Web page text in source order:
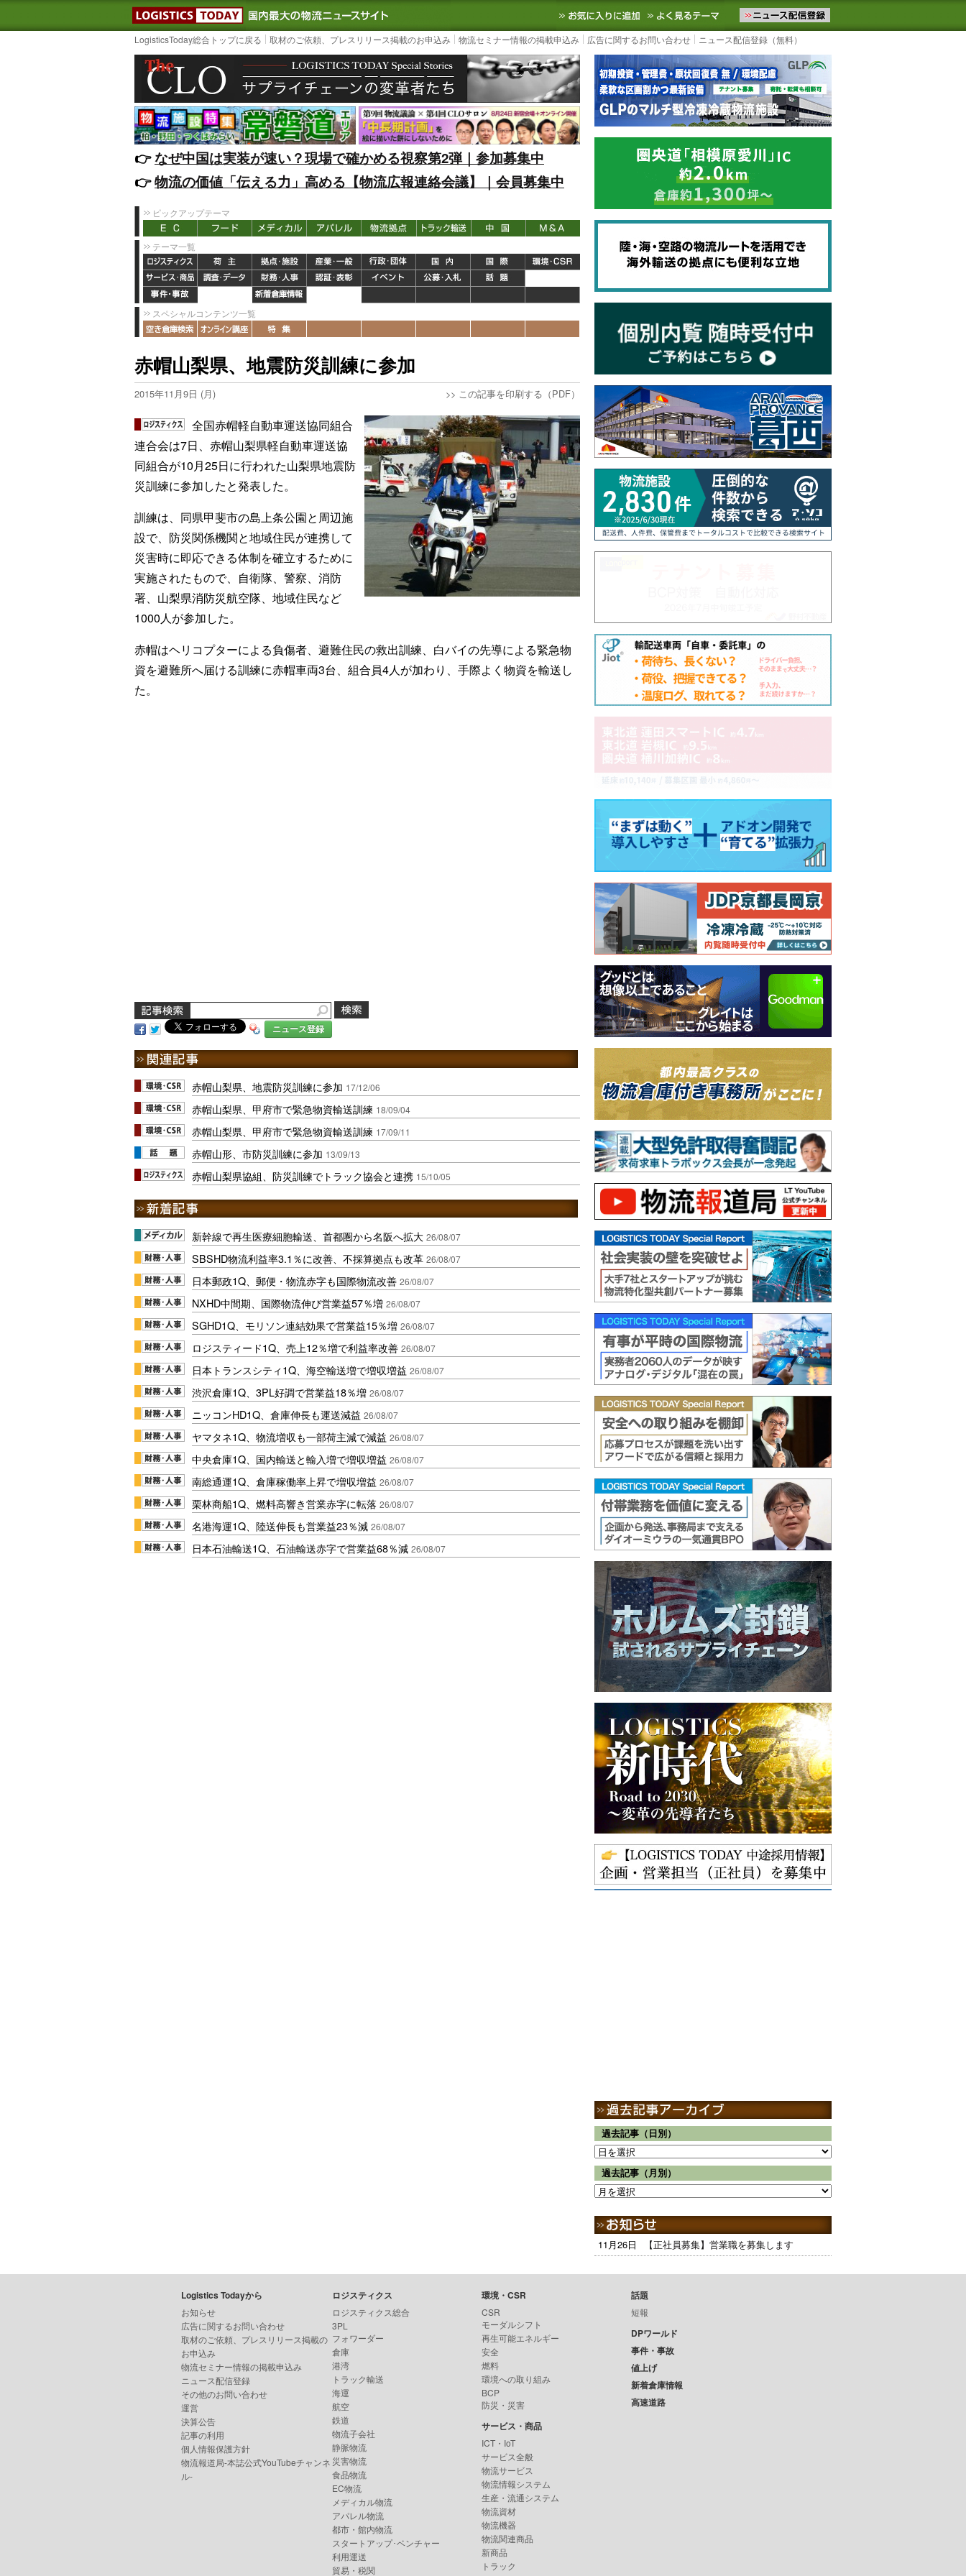
LOGISTICS TODAY｜国内最大の物流ニュースサイト3PL, SCMなど国内外の最新の物流ニュースをお届けします。物流ニュースメール配信を登録す
お気に入りに追加 よく見るテーマ
LogisticsToday総合トップに戻る 取材のご依頼、プレスリリース掲載のお申込み 物流セミナー情報の掲載申込み 広告に関するお問い合わせ ニュース配信登録（無料）
👉️なぜ中国は実装が速い？現場で確かめる視察第2弾｜参加募集中
👉️物流の価値「伝える力」高める【物流広報連絡会議】｜会員募集中
ピックアップテーマ
テーマ一覧
スペシャルコンテンツ一覧
赤帽山梨県、地震防災訓練に参加
2015年11月9日 (月) >> この記事を印刷する（PDF）
全国赤帽軽自動車運送協同組合
連合会は7日、赤帽山梨県軽自動車運送協
同組合が10月25日に行われた山梨県地震防
災訓練に参加したと発表した。
訓練は、同県甲斐市の島上条公園と周辺施
設で、防災関係機関と地域住民が連携して
災害時に即応できる体制を確立するために
実施されたもので、自衛隊、警察、消防
署、山梨県消防災航空隊、地域住民など
1000人が参加した。
赤帽はヘリコプターによる負傷者、避難住民の救出訓練、白バイの先導による緊急物
資を避難所へ届ける訓練に赤帽車両3台、組合員4人が加わり、手際よく物資を輸送し
た。
ニュース登録
赤帽山梨県、地震防災訓練に参加 17/12/06
赤帽山梨県、甲府市で緊急物資輸送訓練 18/09/04
赤帽山梨県、甲府市で緊急物資輸送訓練 17/09/11
赤帽山形、市防災訓練に参加 13/09/13
赤帽山梨県協組、防災訓練でトラック協会と連携 15/10/05
新幹線で再生医療細胞輸送、首都圏から名阪へ拡大 26/08/07
SBSHD物流利益率3.1％に改善、不採算拠点も改革 26/08/07
日本郵政1Q、郵便・物流赤字も国際物流改善 26/08/07
NXHD中間期、国際物流伸び営業益57％増 26/08/07
SGHD1Q、モリソン連結効果で営業益15％増 26/08/07
ロジスティード1Q、売上12％増で利益率改善 26/08/07
日本トランスシティ1Q、海空輸送増で増収増益 26/08/07
渋沢倉庫1Q、3PL好調で営業益18％増 26/08/07
ニッコンHD1Q、倉庫伸長も運送減益 26/08/07
ヤマタネ1Q、物流増収も一部荷主減で減益 26/08/07
中央倉庫1Q、国内輸送と輸入増で増収増益 26/08/07
南総通運1Q、倉庫稼働率上昇で増収増益 26/08/07
栗林商船1Q、燃料高響き営業赤字に転落 26/08/07
名港海運1Q、陸送伸長も営業益23％減 26/08/07
日本石油輸送1Q、石油輸送赤字で営業益68％減 26/08/07
過去記事（日別）
過去記事（月別）
11月26日 【正社員募集】営業職を募集します
Logistics Todayから
お知らせ
広告に関するお問い合わせ
取材のご依頼、プレスリリース掲載の
お申込み
物流セミナー情報の掲載申込み
ニュース配信登録
その他のお問い合わせ
運営
決算公告
記事の利用
個人情報保護方針
物流報道局-本誌公式YouTubeチャンネ
ル-
ロジスティクス
ロジスティクス総合
3PL
フォワーダー
倉庫
港湾
トラック輸送
海運
航空
鉄道
物流子会社
静脈物流
災害物流
食品物流
EC物流
メディカル物流
アパレル物流
都市・館内物流
スタートアップ･ベンチャー
利用運送
貿易・税関
環境・CSR
CSR
モーダルシフト
再生可能エネルギー
安全
燃料
環境への取り組み
BCP
防災・災害
サービス・商品
ICT・IoT
サービス全般
物流サービス
物流情報システム
生産・流通システム
物流資材
物流機器
物流関連商品
新商品
トラック
話題
短報
DPワールド
事件・事故
値上げ
新着倉庫情報
高速道路